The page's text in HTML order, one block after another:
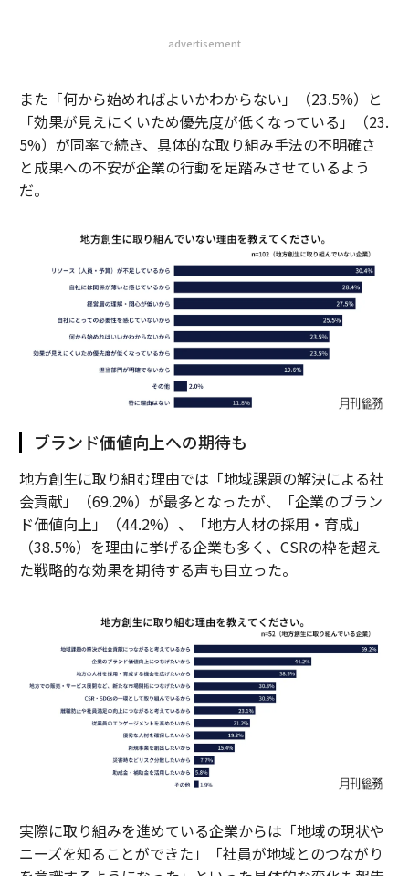
advertisement
また「何から始めればよいかわからない」（23.5%）と
「効果が見えにくいため優先度が低くなっている」（23.
5%）が同率で続き、具体的な取り組み手法の不明確さ
と成果への不安が企業の行動を足踏みさせているよう
だ。
ブランド価値向上への期待も
地方創生に取り組む理由では「地域課題の解決による社
会貢献」（69.2%）が最多となったが、「企業のブラン
ド価値向上」（44.2%）、「地方人材の採用・育成」
（38.5%）を理由に挙げる企業も多く、CSRの枠を超え
た戦略的な効果を期待する声も目立った。
実際に取り組みを進めている企業からは「地域の現状や
ニーズを知ることができた」「社員が地域とのつながり